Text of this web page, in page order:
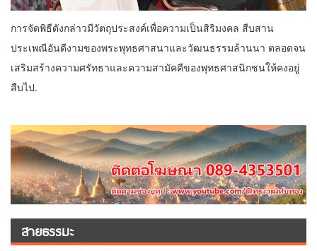
การจัดพิธีดังกล่าวมีวัตถุประสงค์เพื่อความเป็นสิริมงคล สืบสาน
ประเพณีอันดีงามของพระพุทธศาสนาและวัฒนธรรมล้านนา ตลอดจน
เสริมสร้างความศรัทธาและความสามัคคีของพุทธศาสนิกชนให้คงอยู่
สืบไป.
สายธรรมะ